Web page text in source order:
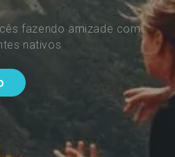
fazendo amizade com
nativos